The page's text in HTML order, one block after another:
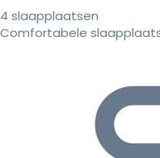
4 slaapplaatsen
Comfortabele